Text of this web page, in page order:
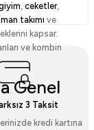
, ceketler,
takımı ve
kapsar.
ve kombin
Genel
3 Taksit
kredi kartına